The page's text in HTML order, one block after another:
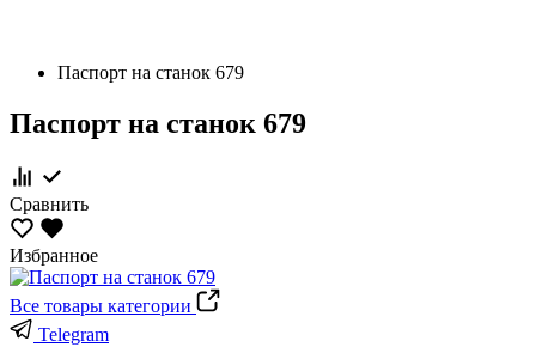
Паспорт на станок 679
Паспорт на станок 679
Сравнить
Избранное
Все товары категории
Telegram